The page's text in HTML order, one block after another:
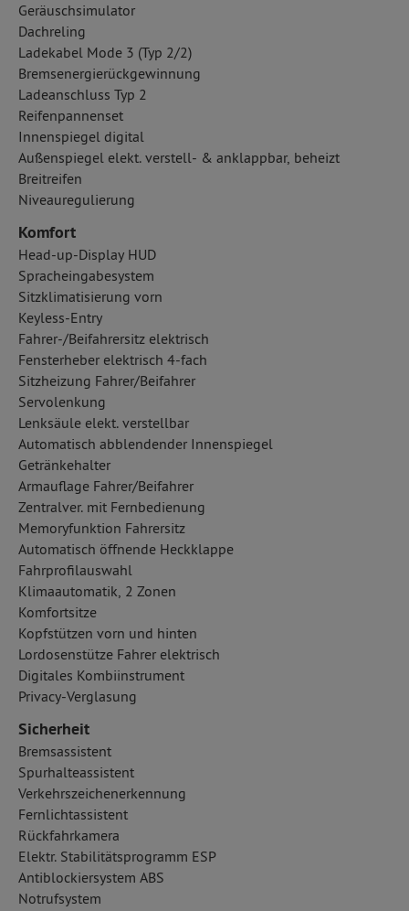
Geräuschsimulator
Dachreling
Ladekabel Mode 3 (Typ 2/2)
Bremsenergierückgewinnung
Ladeanschluss Typ 2
Reifenpannenset
Innenspiegel digital
Außenspiegel elekt. verstell- & anklappbar, beheizt
Breitreifen
Niveauregulierung
Komfort
Head-up-Display HUD
Spracheingabesystem
Sitzklimatisierung vorn
Keyless-Entry
Fahrer-/Beifahrersitz elektrisch
Fensterheber elektrisch 4-fach
Sitzheizung Fahrer/Beifahrer
Servolenkung
Lenksäule elekt. verstellbar
Automatisch abblendender Innenspiegel
Getränkehalter
Armauflage Fahrer/Beifahrer
Zentralver. mit Fernbedienung
Memoryfunktion Fahrersitz
Automatisch öffnende Heckklappe
Fahrprofilauswahl
Klimaautomatik, 2 Zonen
Komfortsitze
Kopfstützen vorn und hinten
Lordosenstütze Fahrer elektrisch
Digitales Kombiinstrument
Privacy-Verglasung
Sicherheit
Bremsassistent
Spurhalteassistent
Verkehrszeichenerkennung
Fernlichtassistent
Rückfahrkamera
Elektr. Stabilitätsprogramm ESP
Antiblockiersystem ABS
Notrufsystem